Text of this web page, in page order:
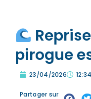
pirogue
23/04/2026
Partager sur